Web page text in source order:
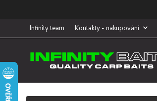
Infinity team Kontakty - nakupování